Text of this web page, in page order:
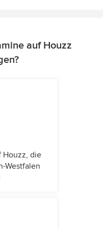
auf Houzz
Houzz, die
Westfalen